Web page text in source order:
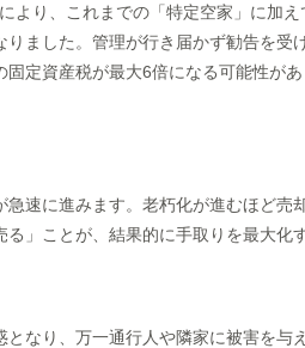
より、これまでの「特定空家」に加
ました。管理が行き届かず勧告を受
定資産税が最大6倍になる可能性が
速に進みます。老朽化が進むほど売
」ことが、結果的に手取りを最大化
なり、万一通行人や隣家に被害を与